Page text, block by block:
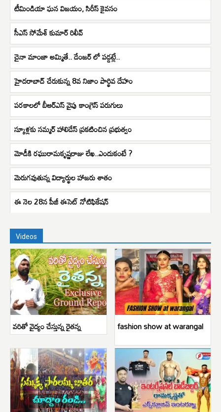
టీమిండియా ఘన విజయం, సిరీస్ కైవసం
సీఎస్‌ సోమేశ్‌ కుమార్‌ రిలీవ్‌
చైనా మాంజా అమ్మితే.. డేంజర్ లో పడ్డట్లే..
హైదరాబాద్‌ చేరుకున్న 8వ నిజాం పార్థివ దేహం
పరకాలలో బీఆర్ఎస్ వైపు కాంగ్రెస్ పరుగులు
స్కూళ్లకు సమ్మర్ హాలిడేస్ ప్రకటించిన ప్రభుత్వం
మోడీకి రఘురామకృష్ణరాజు లేఖ..ఎందుకంటే ?
మెరుగవుతున్న విద్యార్థుల హాజరు శాతం
ఈ నెల 28న పీజీ ఈసెట్ నోటిఫికేషన్
Videos
వరితో వైద్యం చేస్తున్న రైతన్న fashion show at warangal